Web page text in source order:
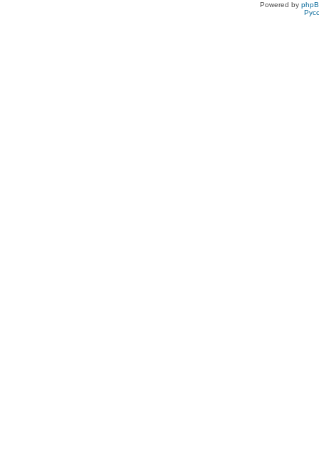
Powered by